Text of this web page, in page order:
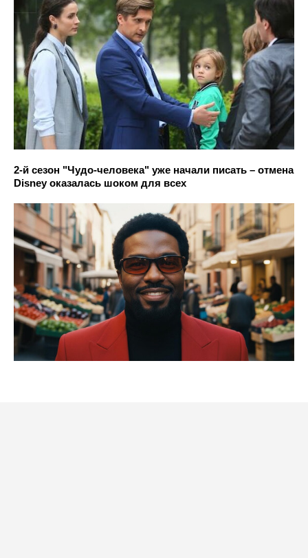
2-й сезон "Чудо-человека" уже начали писать – отмена
Disney оказалась шоком для всех